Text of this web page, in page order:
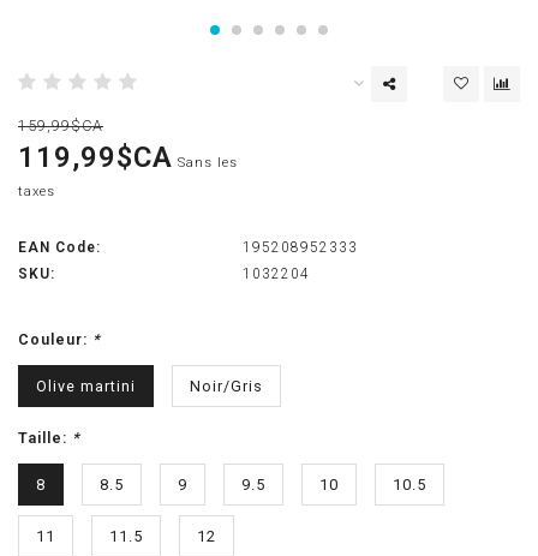
159,99$CA
119,99$CA Sans les
taxes
EAN Code:
195208952333
SKU:
1032204
Couleur: *
Olive martini Noir/Gris
Taille: *
8 8.5 9 9.5 10 10.5
11 11.5 12